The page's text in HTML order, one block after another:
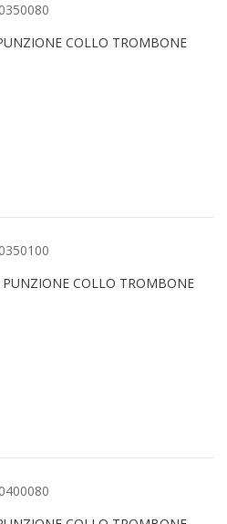
COLLO TROMBONE
COLLO TROMBONE